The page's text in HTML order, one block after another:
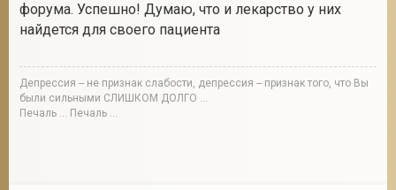
форума. Успешно! Думаю, что и лекарство у них
найдется для своего пациента
Депрессия -- не признак слабости, депрессия -- признак того, что Вы
были сильными СЛИШКОМ ДОЛГО ...
Печаль ... Печаль ...